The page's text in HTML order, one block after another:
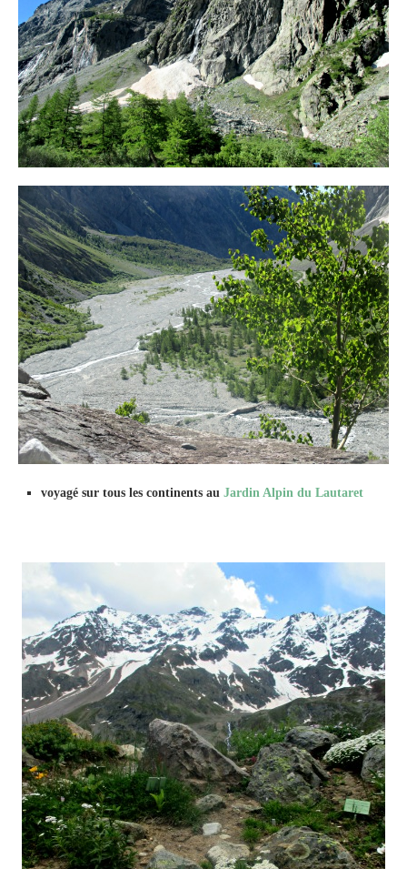
voyagé sur tous les continents au Jardin Alpin du Lautaret